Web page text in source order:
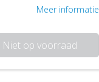
Meer informatie
Niet op voorraad